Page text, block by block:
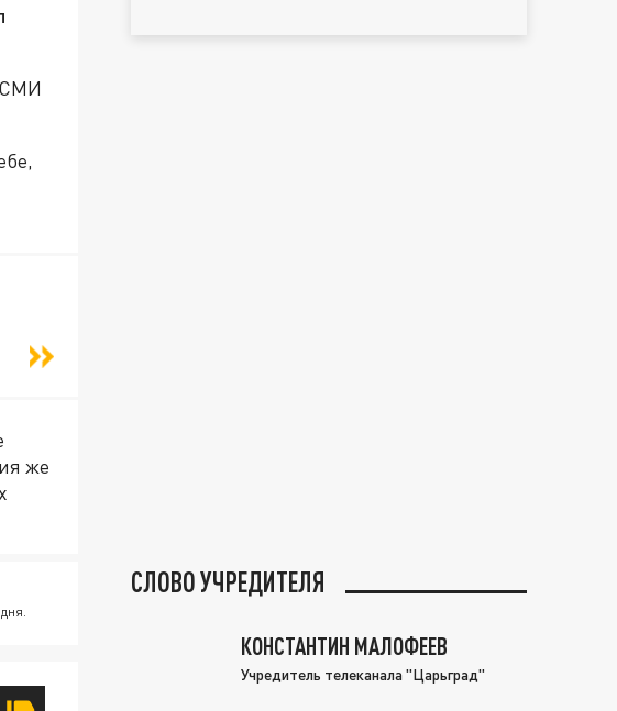
СМИ
же
СЛОВО УЧРЕДИТЕЛЯ
КОНСТАНТИН МАЛОФЕЕВ
Учредитель телеканала "Царьград"